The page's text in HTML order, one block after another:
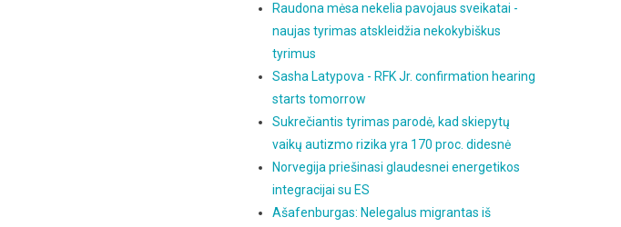
Raudona mėsa nekelia pavojaus sveikatai -
naujas tyrimas atskleidžia nekokybiškus
tyrimus
Sasha Latypova - RFK Jr. confirmation hearing
starts tomorrow
Sukrečiantis tyrimas parodė, kad skiepytų
vaikų autizmo rizika yra 170 proc. didesnė
Norvegija priešinasi glaudesnei energetikos
integracijai su ES
Ašafenburgas: Nelegalus migrantas iš